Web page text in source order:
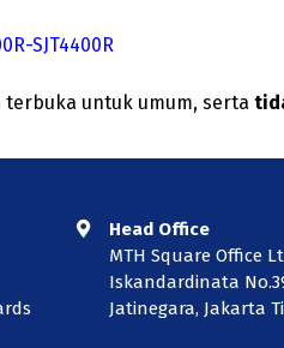
SJT4400R
untuk umum, serta
Head Office
MTH Square Office
Iskandardinata
Jatinegara, Jakarta